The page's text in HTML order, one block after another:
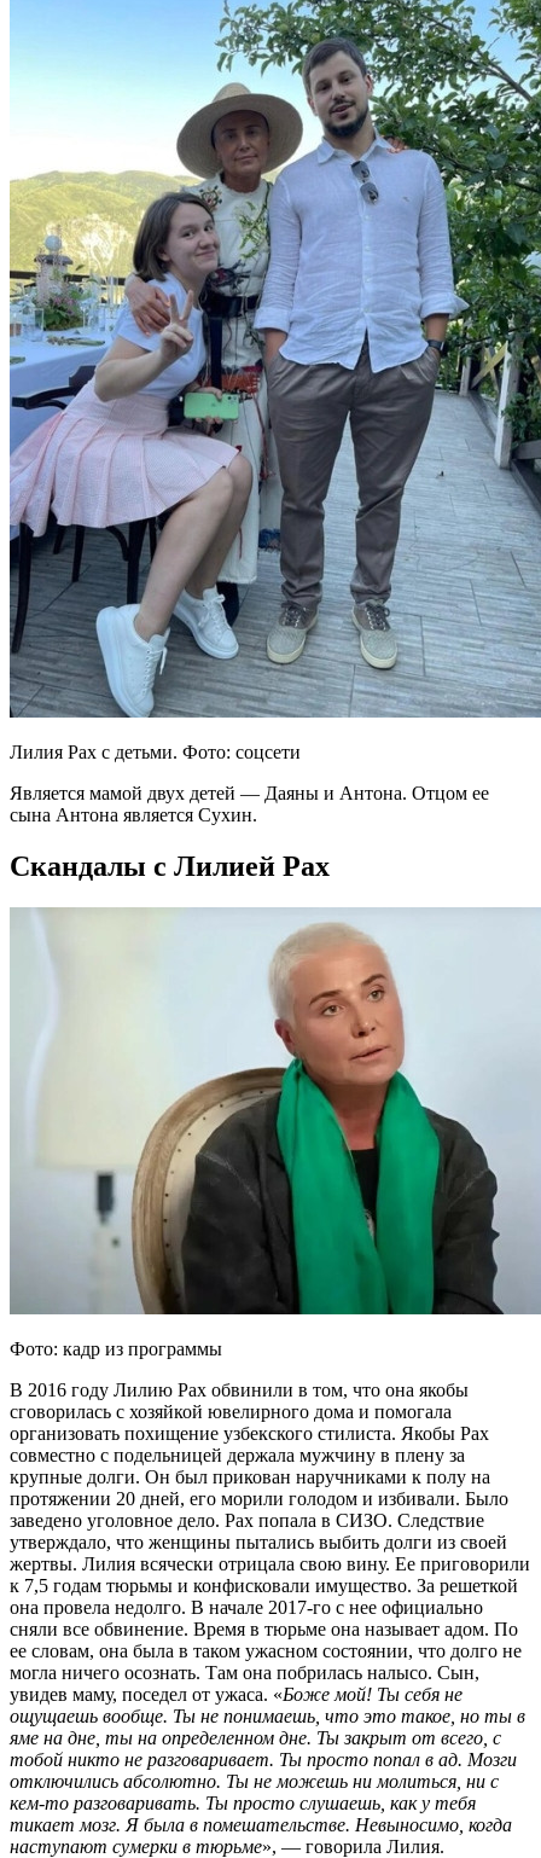
Лилия Рах с детьми. Фото: соцсети
Является мамой двух детей — Даяны и Антона. Отцом ее
сына Антона является Сухин.
Скандалы с Лилией Рах
Фото: кадр из программы
В 2016 году Лилию Рах обвинили в том, что она якобы
сговорилась с хозяйкой ювелирного дома и помогала
организовать похищение узбекского стилиста. Якобы Рах
совместно с подельницей держала мужчину в плену за
крупные долги. Он был прикован наручниками к полу на
протяжении 20 дней, его морили голодом и избивали. Было
заведено уголовное дело. Рах попала в СИЗО. Следствие
утверждало, что женщины пытались выбить долги из своей
жертвы. Лилия всячески отрицала свою вину. Ее приговорили
к 7,5 годам тюрьмы и конфисковали имущество. За решеткой
она провела недолго. В начале 2017-го с нее официально
сняли все обвинение. Время в тюрьме она называет адом. По
ее словам, она была в таком ужасном состоянии, что долго не
могла ничего осознать. Там она побрилась налысо. Сын,
увидев маму, поседел от ужаса. «Боже мой! Ты себя не
ощущаешь вообще. Ты не понимаешь, что это такое, но ты в
яме на дне, ты на определенном дне. Ты закрыт от всего, с
тобой никто не разговаривает. Ты просто попал в ад. Мозги
отключились абсолютно. Ты не можешь ни молиться, ни с
кем-то разговаривать. Ты просто слушаешь, как у тебя
тикает мозг. Я была в помешательстве. Невыносимо, когда
наступают сумерки в тюрьме», — говорила Лилия.